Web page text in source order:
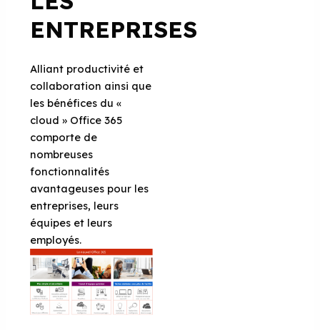
ENTREPRISES
Alliant productivité et
collaboration ainsi que
les bénéfices du «
cloud » Office 365
comporte de
nombreuses
fonctionnalités
avantageuses pour les
entreprises, leurs
équipes et leurs
employés.